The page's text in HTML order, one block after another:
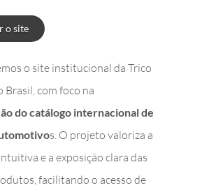
o site institucional da Trico
Brasil, com foco na
do catálogo internacional de
s. O projeto valoriza a
e a exposição clara das
facilitando o acesso de
o site